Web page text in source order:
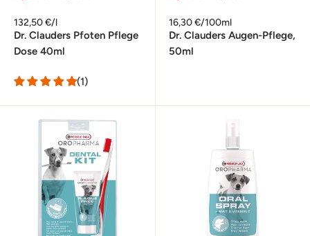
132,50 €/l
Dr. Clauders Pfoten Pflege
Dose 40ml
(1)
16,30 €/100ml
Dr. Clauders Augen-Pflege,
50ml